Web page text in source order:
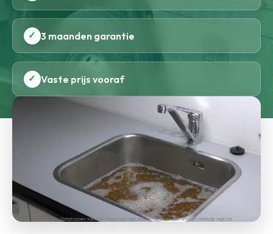
✓ 3 maanden garantie
✓ Vaste prijs vooraf